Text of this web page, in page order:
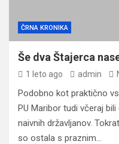
ČRNA KRONIKA
Še dva Štajerca
1 leto ago admin
Podobno kot praktično
PU Maribor tudi včeraj
naivnih državljanov.
so ostala s praznim…